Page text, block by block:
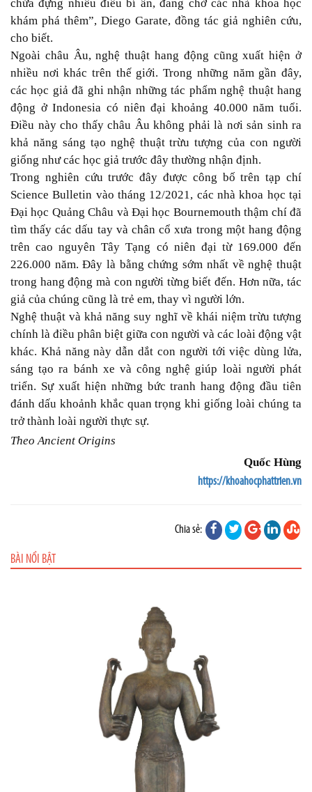
chứa đựng nhiều điều bí ẩn, đang chờ các nhà khoa học
khám phá thêm”, Diego Garate, đồng tác giả nghiên cứu,
cho biết.
Ngoài châu Âu, nghệ thuật hang động cũng xuất hiện ở
nhiều nơi khác trên thế giới. Trong những năm gần đây,
các học giả đã ghi nhận những tác phẩm nghệ thuật hang
động ở Indonesia có niên đại khoảng 40.000 năm tuổi.
Điều này cho thấy châu Âu không phải là nơi sản sinh ra
khả năng sáng tạo nghệ thuật trừu tượng của con người
giống như các học giả trước đây thường nhận định.
Trong nghiên cứu trước đây được công bố trên tạp chí
Science Bulletin vào tháng 12/2021, các nhà khoa học tại
Đại học Quảng Châu và Đại học Bournemouth thậm chí đã
tìm thấy các dấu tay và chân cổ xưa trong một hang động
trên cao nguyên Tây Tạng có niên đại từ 169.000 đến
226.000 năm. Đây là bằng chứng sớm nhất về nghệ thuật
trong hang động mà con người từng biết đến. Hơn nữa, tác
giả của chúng cũng là trẻ em, thay vì người lớn.
Nghệ thuật và khả năng suy nghĩ về khái niệm trừu tượng
chính là điều phân biệt giữa con người và các loài động vật
khác. Khả năng này dẫn dắt con người tới việc dùng lửa,
sáng tạo ra bánh xe và công nghệ giúp loài người phát
triển. Sự xuất hiện những bức tranh hang động đầu tiên
đánh dấu khoảnh khắc quan trọng khi giống loài chúng ta
trở thành loài người thực sự.
Theo Ancient Origins
Quốc Hùng
https://khoahocphattrien.vn
Chia sẻ:
BÀI NỔI BẬT